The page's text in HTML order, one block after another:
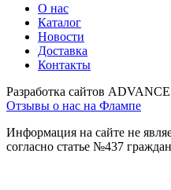
О нас
Каталог
Новости
Доставка
Контакты
Разработка сайтов ADVANCE
Отзывы о нас на Флампе
Информация на сайте не
согласно статье №437